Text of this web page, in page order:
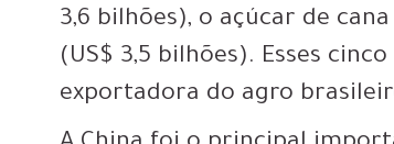
3,6 bilhões), o açúcar de
(US$ 3,5 bilhões). Esses
exportadora do agro